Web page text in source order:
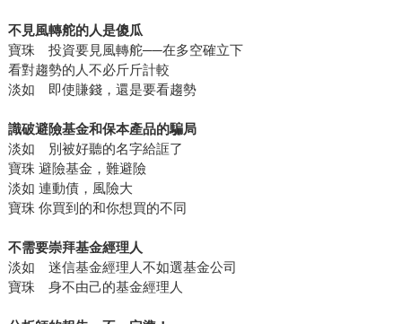
不見風轉舵的人是傻瓜
寶珠 投資要見風轉舵──在多空確立下
看對趨勢的人不必斤斤計較
淡如 即使賺錢，還是要看趨勢
識破避險基金和保本產品的騙局
淡如 別被好聽的名字給誆了
寶珠 避險基金，難避險
淡如 連動債，風險大
寶珠 你買到的和你想買的不同
不需要崇拜基金經理人
淡如 迷信基金經理人不如選基金公司
寶珠 身不由己的基金經理人